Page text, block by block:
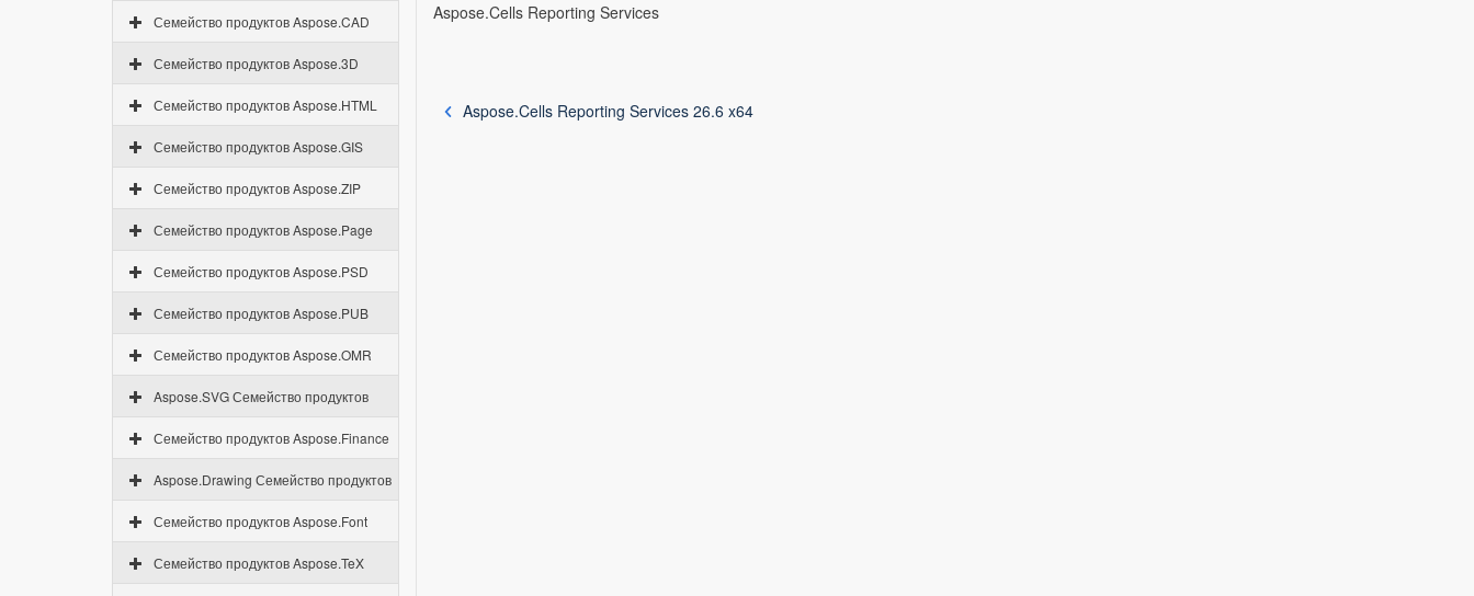
Семейство продуктов Aspose.CAD
Семейство продуктов Aspose.3D
Семейство продуктов Aspose.HTML
Семейство продуктов Aspose.GIS
Семейство продуктов Aspose.ZIP
Семейство продуктов Aspose.Page
Семейство продуктов Aspose.PSD
Семейство продуктов Aspose.PUB
Семейство продуктов Aspose.OMR
Aspose.SVG Семейство продуктов
Семейство продуктов Aspose.Finance
Aspose.Drawing Семейство продуктов
Семейство продуктов Aspose.Font
Семейство продуктов Aspose.TeX
Aspose.Cells Reporting Services
Aspose.Cells Reporting Services 26.6 x64